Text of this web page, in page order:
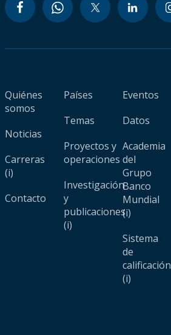
Quiénes
somos
Noticias
Carreras
(i)
Contacto
Países
Temas
Proyectos y
operaciones
Investigación
y
publicaciones
(i)
Eventos
Datos
Academia
del
Grupo
Banco
Mundial
(i)
Sistema
de
calificación
(i)